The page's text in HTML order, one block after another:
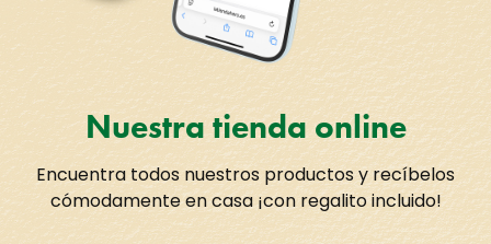
Nuestra tienda online
Encuentra todos nuestros productos y recíbelos
cómodamente en casa ¡con regalito incluido!